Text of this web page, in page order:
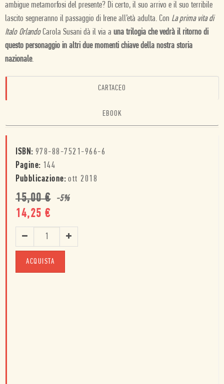
ambigue metamorfosi del presente? Di certo, il suo arrivo e il suo terribile
lascito segneranno il passaggio di Irene all’età adulta. Con La prima vita di
Italo OrlandoCarola Susani dà il via a una trilogia che vedrà il ritorno di
questo personaggio in altri due momenti chiave della nostra storia
nazionale.
CARTACEO
EBOOK
ISBN: 978-88-7521-966-6
Pagine: 144
Pubblicazione: ott 2018
15,00€ -5%
14,25 €
ACQUISTA